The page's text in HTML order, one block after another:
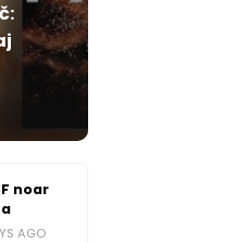
noar
AGO